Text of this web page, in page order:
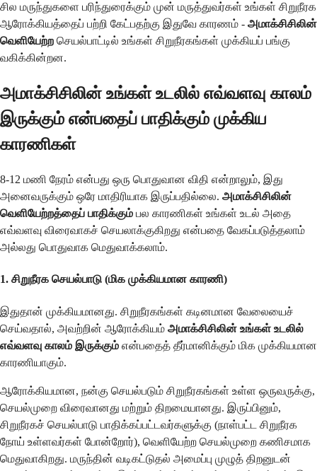
சில மருந்துகளை பரிந்துரைக்கும் முன் மருத்துவர்கள் உங்கள் சிறுநீரக
ஆரோக்கியத்தைப் பற்றி கேட்பதற்கு இதுவே காரணம் - அமாக்சிசிலின்
வெளியேற்ற செயல்பாட்டில் உங்கள் சிறுநீரகங்கள் முக்கியப் பங்கு
வகிக்கின்றன.
அமாக்சிசிலின் உங்கள் உடலில் எவ்வளவு காலம்
இருக்கும் என்பதைப் பாதிக்கும் முக்கிய
காரணிகள்
8-12 மணி நேரம் என்பது ஒரு பொதுவான விதி என்றாலும், இது
அனைவருக்கும் ஒரே மாதிரியாக இருப்பதில்லை. அமாக்சிசிலின்
வெளியேற்றத்தைப் பாதிக்கும் பல காரணிகள் உங்கள் உடல் அதை
எவ்வளவு விரைவாகச் செயலாக்குகிறது என்பதை வேகப்படுத்தலாம்
அல்லது பொதுவாக மெதுவாக்கலாம்.
1. சிறுநீரக செயல்பாடு (மிக முக்கியமான காரணி)
இதுதான் முக்கியமானது. சிறுநீரகங்கள் கடினமான வேலையைச்
செய்வதால், அவற்றின் ஆரோக்கியம் அமாக்சிசிலின் உங்கள் உடலில்
எவ்வளவு காலம் இருக்கும் என்பதைத் தீர்மானிக்கும் மிக முக்கியமான
காரணியாகும்.
ஆரோக்கியமான, நன்கு செயல்படும் சிறுநீரகங்கள் உள்ள ஒருவருக்கு,
செயல்முறை விரைவானது மற்றும் திறமையானது. இருப்பினும்,
சிறுநீரகச் செயல்பாடு பாதிக்கப்பட்டவர்களுக்கு (நாள்பட்ட சிறுநீரக
நோய் உள்ளவர்கள் போன்றோர்), வெளியேற்ற செயல்முறை கணிசமாக
மெதுவாகிறது. மருந்தின் வடிகட்டுதல் அமைப்பு முழுத் திறனுடன்